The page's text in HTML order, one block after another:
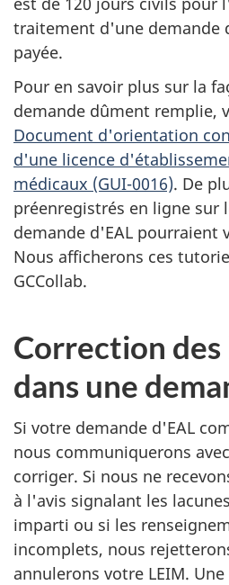
traitement d'une demande
payée.
Pour en savoir plus sur la
demande dûment remplie,
Document d'orientation
d'une licence
médicaux (GUI-0016). De
préenregistrés en ligne sur
demande d'EAL pourraient
Nous afficherons ces
GCCollab.
Correction des
dans une
Si votre demande d'EAL
nous communiquerons
corriger. Si nous ne
à l'avis signalant les
imparti ou si les
incomplets, nous
annulerons votre LEIM.